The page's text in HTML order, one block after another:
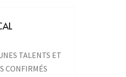
TALENTS ET
CONFIRMÉS